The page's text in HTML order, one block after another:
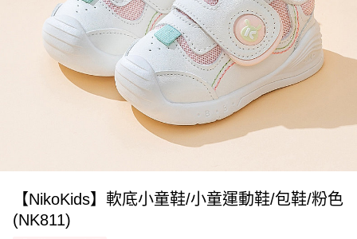
【NikoKids】軟底小童鞋/小童運動鞋/包鞋/粉色
(NK811)